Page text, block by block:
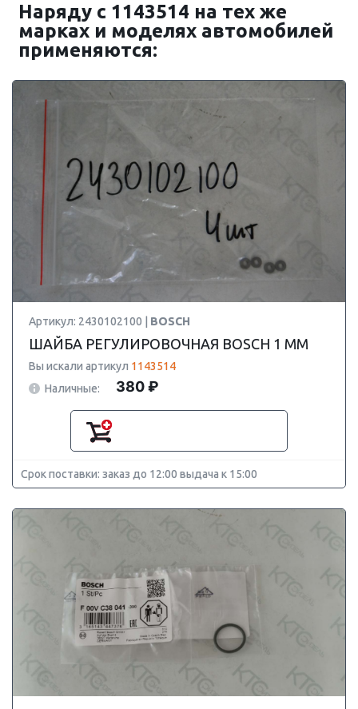
Наряду с 1143514 на тех же
марках и моделях автомобилей
применяются:
Артикул: 2430102100 | BOSCH
ШАЙБА РЕГУЛИРОВОЧНАЯ BOSCH 1 ММ
Вы искали артикул 1143514
Наличные:
380 ₽
Срок поставки: заказ до 12:00 выдача к 15:00